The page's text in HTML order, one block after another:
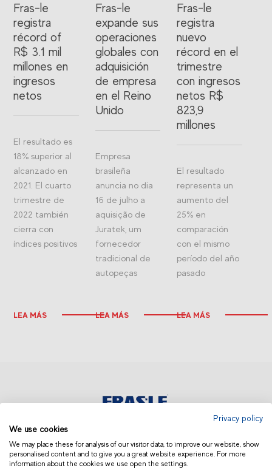
Fras-le
registra
récord of
R$ 3.1 mil
millones en
ingresos
netos
El resultado es
18% superior al
alcanzado en
2021. El cuarto
trimestre de
2022 también
cierra con
índices positivos
LEA MÁS
Fras-le
expande sus
operaciones
globales con
adquisición
de empresa
en el Reino
Unido
Empresa
brasileña
anuncia no dia
16 de julho a
aquisição de
Juratek, um
fornecedor
tradicional de
autopeças
LEA MÁS
Fras-le
registra
nuevo
récord en el
trimestre
con ingresos
netos R$
823,9
millones
El resultado
representa un
aumento del
25% en
comparación
con el mismo
período del año
pasado
LEA MÁS
ARGENTINA Y URUGUAY
Privacy policy
We use cookies
We may place these for analysis of our visitor data, to improve our website, show
personalised content and to give you a great website experience. For more
information about the cookies we use open the settings.